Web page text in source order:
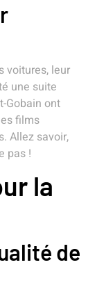
voitures, leur
une suite
Gobain ont
films
Allez savoir,
pas !
la
de